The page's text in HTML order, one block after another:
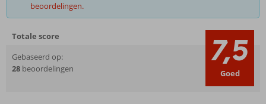
beoordelingen.
Totale score
Gebaseerd op:
28 beoordelingen 7,5
Goed